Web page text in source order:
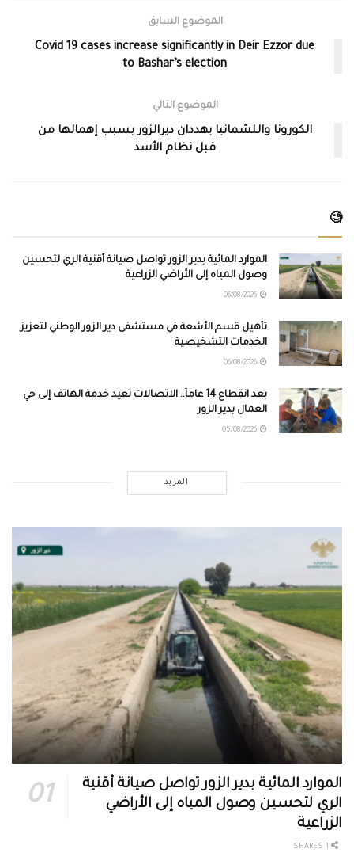
الموضوع السابق
Covid 19 cases increase significantly in Deir Ezzor due
to Bashar’s election
الموضوع التالي
الكورونا واللشمانيا يهددان ديرالزور بسبب إهمالها من
قبل نظام الأسد
🧐
الموارد المائية بدير الزور تواصل صيانة أقنية الري لتحسين
وصول المياه إلى الأراضي الزراعية
تأهيل قسم الأشعة في مستشفى دير الزور الوطني لتعزيز
الخدمات التشخيصية
بعد انقطاع 14 عاماً.. الاتصالات تعيد خدمة الهاتف إلى حي
العمال بدير الزور
المزيد
الموارد المائية بدير الزور تواصل صيانة أقنية
الري لتحسين وصول المياه إلى الأراضي
الزراعية